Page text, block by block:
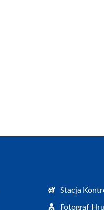
Stacja
Fotograf